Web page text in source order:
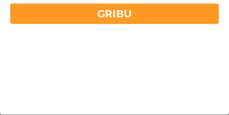
apkalpošanas un administrācijas maksas
GRIBU